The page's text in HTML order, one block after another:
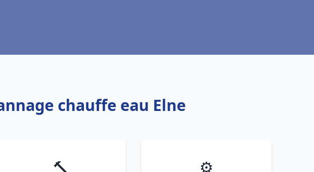
chauffe eau Elne
🔨 ⚙️